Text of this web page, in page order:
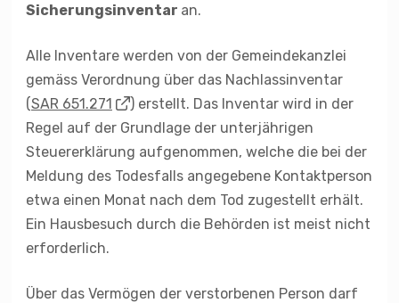
Sicherungsinventar an.
Alle Inventare werden von der Gemeindekanzlei
gemäss Verordnung über das Nachlassinventar
(SAR 651.271
) erstellt. Das Inventar wird in der
Regel auf der Grundlage der unterjährigen
Steuererklärung aufgenommen, welche die bei der
Meldung des Todesfalls angegebene Kontaktperson
etwa einen Monat nach dem Tod zugestellt erhält.
Ein Hausbesuch durch die Behörden ist meist nicht
erforderlich.
Über das Vermögen der verstorbenen Person darf